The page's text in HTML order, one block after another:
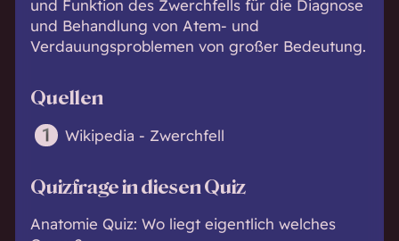
und Funktion des Zwerchfells für die Diagnose
und Behandlung von Atem- und
Verdauungsproblemen von großer Bedeutung.
Quellen
Wikipedia - Zwerchfell
Quizfrage in diesen Quiz
Anatomie Quiz: Wo liegt eigentlich welches